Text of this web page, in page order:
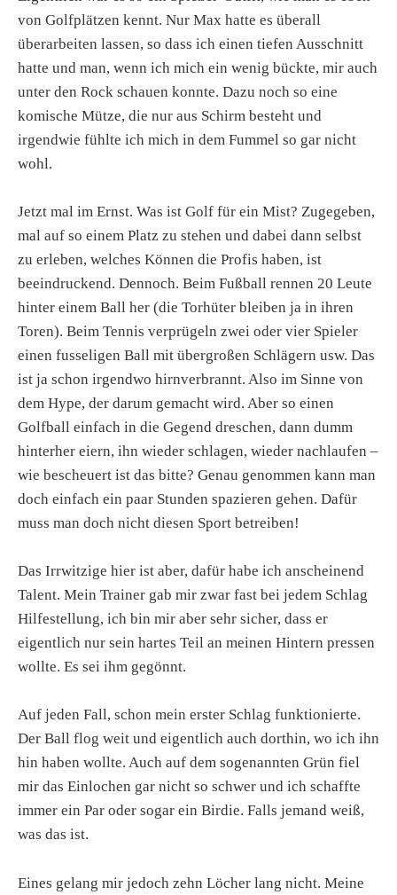
von Golfplätzen kennt. Nur Max hatte es überall
überarbeiten lassen, so dass ich einen tiefen Ausschnitt
hatte und man, wenn ich mich ein wenig bückte, mir auch
unter den Rock schauen konnte. Dazu noch so eine
komische Mütze, die nur aus Schirm besteht und
irgendwie fühlte ich mich in dem Fummel so gar nicht
wohl.
Jetzt mal im Ernst. Was ist Golf für ein Mist? Zugegeben,
mal auf so einem Platz zu stehen und dabei dann selbst
zu erleben, welches Können die Profis haben, ist
beeindruckend. Dennoch. Beim Fußball rennen 20 Leute
hinter einem Ball her (die Torhüter bleiben ja in ihren
Toren). Beim Tennis verprügeln zwei oder vier Spieler
einen fusseligen Ball mit übergroßen Schlägern usw. Das
ist ja schon irgendwo hirnverbrannt. Also im Sinne von
dem Hype, der darum gemacht wird. Aber so einen
Golfball einfach in die Gegend dreschen, dann dumm
hinterher eiern, ihn wieder schlagen, wieder nachlaufen –
wie bescheuert ist das bitte? Genau genommen kann man
doch einfach ein paar Stunden spazieren gehen. Dafür
muss man doch nicht diesen Sport betreiben!
Das Irrwitzige hier ist aber, dafür habe ich anscheinend
Talent. Mein Trainer gab mir zwar fast bei jedem Schlag
Hilfestellung, ich bin mir aber sehr sicher, dass er
eigentlich nur sein hartes Teil an meinen Hintern pressen
wollte. Es sei ihm gegönnt.
Auf jeden Fall, schon mein erster Schlag funktionierte.
Der Ball flog weit und eigentlich auch dorthin, wo ich ihn
hin haben wollte. Auch auf dem sogenannten Grün fiel
mir das Einlochen gar nicht so schwer und ich schaffte
immer ein Par oder sogar ein Birdie. Falls jemand weiß,
was das ist.
Eines gelang mir jedoch zehn Löcher lang nicht. Meine